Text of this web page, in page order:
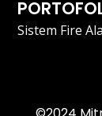
Sistem Fire